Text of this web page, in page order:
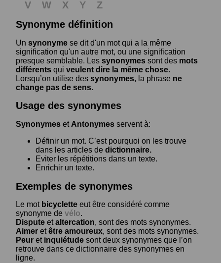
V W X Y
Z
Synonyme définition
Un synonyme se dit d'un mot qui a la même
signification qu'un autre mot, ou une signification
presque semblable. Les synonymes sont des mots
différents qui veulent dire la même chose.
Lorsqu’on utilise des synonymes, la phrase ne
change pas de sens.
Usage des synonymes
Synonymes et Antonymes servent à:
Définir un mot. C’est pourquoi on les trouve
dans les articles de dictionnaire.
Eviter les répétitions dans un texte.
Enrichir un texte.
Exemples de synonymes
Le mot bicyclette eut être considéré comme
synonyme de vélo.
Dispute etaltercation, sont des mots synonymes.
Aimer etêtre amoureux, sont des mots synonymes.
Peur et inquiétude sont deux synonymes que l’on
retrouve dans ce dictionnaire des synonymes en
ligne.